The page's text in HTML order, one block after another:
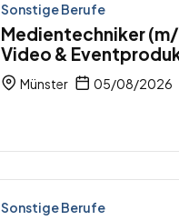
Sonstige Berufe
Medientechniker
Video &
Münster 05/08/2026
Sonstige Berufe